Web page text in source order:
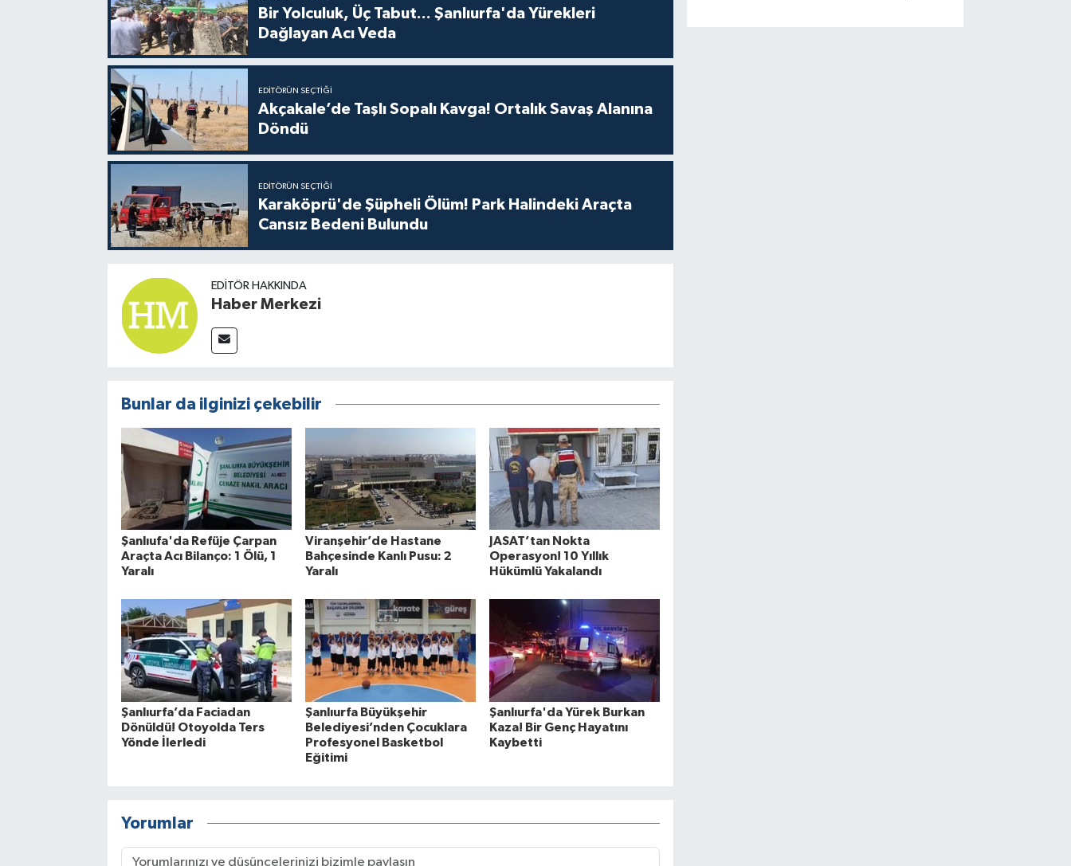
Bir Yolculuk, Üç Tabut... Şanlıurfa'da Yürekleri
Dağlayan Acı Veda
EDITÖRÜN SEÇTIĞI
Akçakale’de Taşlı Sopalı Kavga! Ortalık Savaş Alanına
Döndü
EDITÖRÜN SEÇTIĞI
Karaköprü'de Şüpheli Ölüm! Park Halindeki Araçta
Cansız Bedeni Bulundu
EDITÖR HAKKINDA
Haber Merkezi
Bunlar da ilginizi çekebilir
Şanlıufa'da Refüje Çarpan
Araçta Acı Bilanço: 1 Ölü, 1
Yaralı
Viranşehir’de Hastane
Bahçesinde Kanlı Pusu: 2
Yaralı
JASAT’tan Nokta
Operasyon! 10 Yıllık
Hükümlü Yakalandı
Şanlıurfa’da Faciadan
Dönüldü! Otoyolda Ters
Yönde İlerledi
Şanlıurfa Büyükşehir
Belediyesi’nden Çocuklara
Profesyonel Basketbol
Eğitimi
Şanlıurfa'da Yürek Burkan
Kaza! Bir Genç Hayatını
Kaybetti
Yorumlar